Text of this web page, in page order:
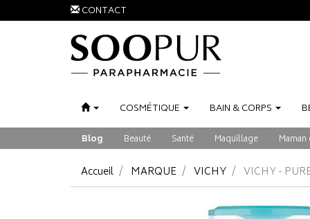
CONTACT
COSMÉTIQUE BAIN &CORPS
Blog Beauté Santé Maquillage
Accueil MARQUE VICHY VICHY -